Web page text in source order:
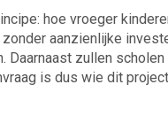
hoe vroeger
aanzienlijke
zullen scholen
is dus wie dit